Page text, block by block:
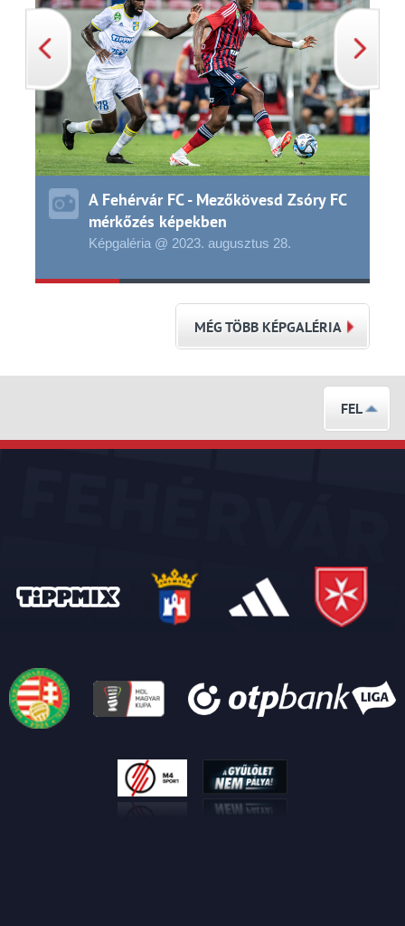
A Fehérvár FC - Mezőkövesd Zsóry FC
mérkőzés képekben
Képgaléria @ 2023. augusztus 28.
MÉG TÖBB KÉPGALÉRIA
FEL